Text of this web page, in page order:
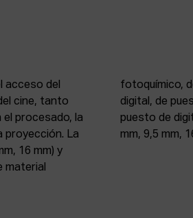
acceso del
cine, tanto
procesado, la
proyección. La
16 mm) y
material
y sonido
mm, de un
proyección (8
mm, 9,5 mm,